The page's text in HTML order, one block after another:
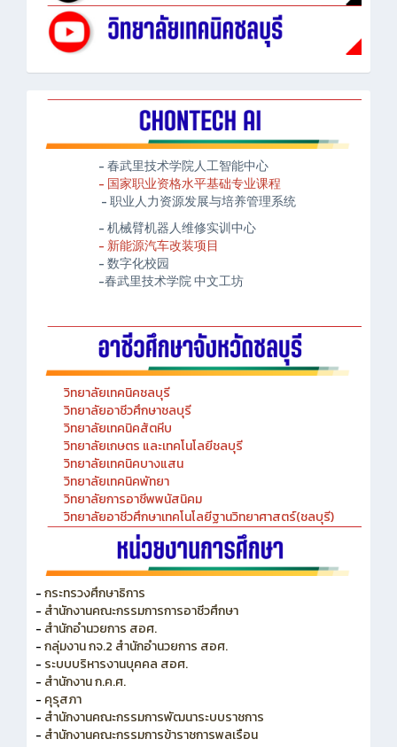
- 春武里技术学院人工智能中心
- 国家职业资格水平基础专业课程
- 职业人力资源发展与培养管理系统
- 机械臂机器人维修实训中心
- 新能源汽车改装项目
- 数字化校园
-春武里技术学院 中文工坊
วิทยาลัยเทคนิคชลบุรี
วิทยาลัยอาชีวศึกษาชลบุรี
วิทยาลัยเทคนิคสัตหีบ
วิทยาลัยเกษตร และเทคโนโลยีชลบุรี
วิทยาลัยเทคนิคบางแสน
วิทยาลัยเทคนิคพัทยา
วิทยาลัยการอาชีพพนัสนิคม
วิทยาลัยอาชีวศึกษาเทคโนโลยีฐานวิทยาศาสตร์(ชลบุรี)
-กระทรวงศึกษาธิการ
- สำนักงานคณะกรรมการการอาชีวศึกษา
- สำนักอำนวยการ สอศ.
-กลุ่มงาน กจ.2 สำนักอำนวยการ สอศ.
- ระบบบริหารงานบุคคล สอศ.
- สำนักงาน ก.ค.ศ.
- คุรุสภา
- สำนักงานคณะกรรมการพัฒนาระบบราชการ
- สำนักงานคณะกรรมการข้าราชการพลเรือน